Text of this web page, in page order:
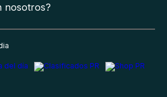
nosotros?